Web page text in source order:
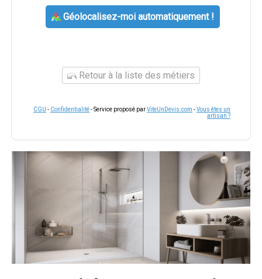
Géolocalisez-moi automatiquement !
Retour à la liste des métiers
CGU - Confidentialité- Service proposé parViteUnDevis.com -Vous êtes un
artisan ?